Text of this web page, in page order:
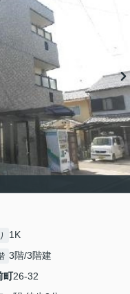
1K
3階/3階建
町26-32